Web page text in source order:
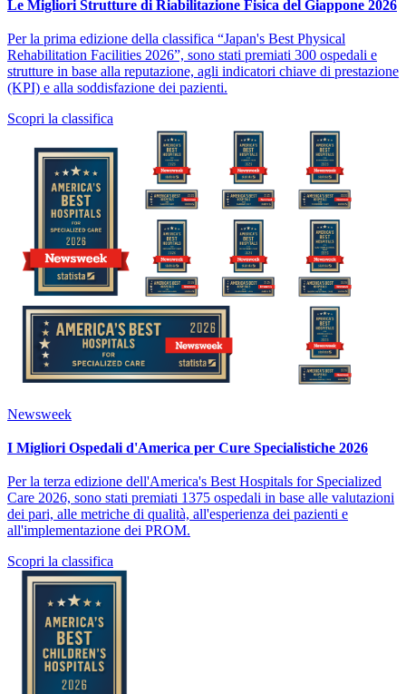
Le Migliori Strutture di Riabilitazione Fisica del Giappone 2026
Per la prima edizione della classifica “Japan's Best Physical
Rehabilitation Facilities 2026”, sono stati premiati 300 ospedali e
strutture in base alla reputazione, agli indicatori chiave di prestazione
(KPI) e alla soddisfazione dei pazienti.
Scopri la classifica
Newsweek
I Migliori Ospedali d'America per Cure Specialistiche 2026
Per la terza edizione dell'America's Best Hospitals for Specialized
Care 2026, sono stati premiati 1375 ospedali in base alle valutazioni
dei pari, alle metriche di qualità, all'esperienza dei pazienti e
all'implementazione dei PROM.
Scopri la classifica